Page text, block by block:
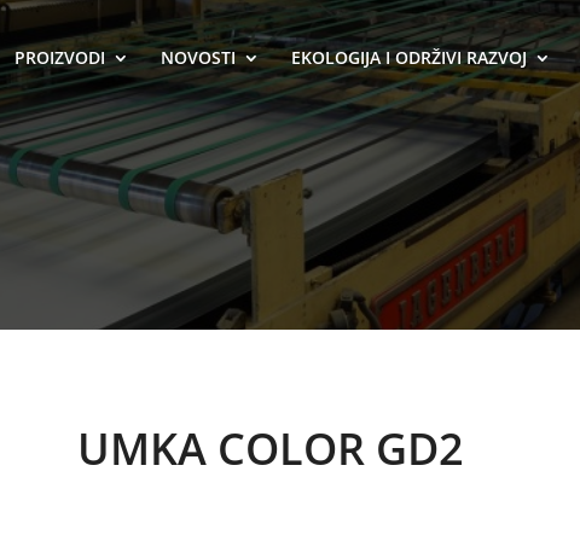
PROIZVODI NOVOSTI EKOLOGIJA I ODRŽIVI RAZVOJ
UMKA COLOR GD2